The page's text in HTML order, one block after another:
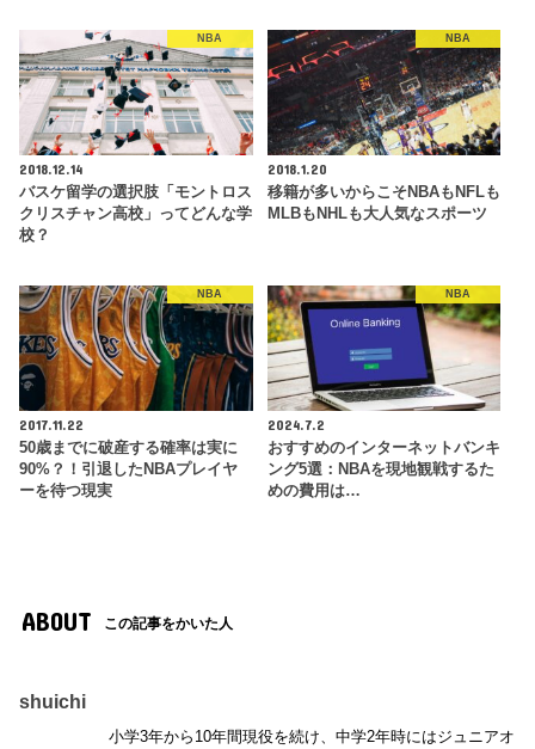
NBA
2018.12.14
バスケ留学の選択肢「モントロス
クリスチャン高校」ってどんな学
校？
NBA
2018.1.20
移籍が多いからこそNBAもNFLも
MLBもNHLも大人気なスポーツ
NBA
2017.11.22
50歳までに破産する確率は実に
90%？！引退したNBAプレイヤ
ーを待つ現実
NBA
2024.7.2
おすすめのインターネットバンキ
ング5選：NBAを現地観戦するた
めの費用は…
ABOUT この記事をかいた人
shuichi
小学3年から10年間現役を続け、中学2年時にはジュニアオ